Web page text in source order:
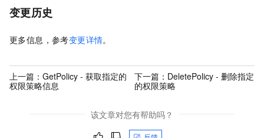
变更历史
更多信息，参考变更详情。
上一篇： GetPolicy - 获取指定的
权限策略信息
下一篇： DeletePolicy - 删除指定
的权限策略
该文章对您有帮助吗？